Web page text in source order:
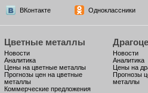
ВКонтакте Одноклассники
Цветные металлы
Новости
Аналитика
Цены на цветные металлы
Прогнозы цен на цветные
металлы
Коммерческие предложения
Новости
Аналитика
Цены на
Прогнозы
металлы